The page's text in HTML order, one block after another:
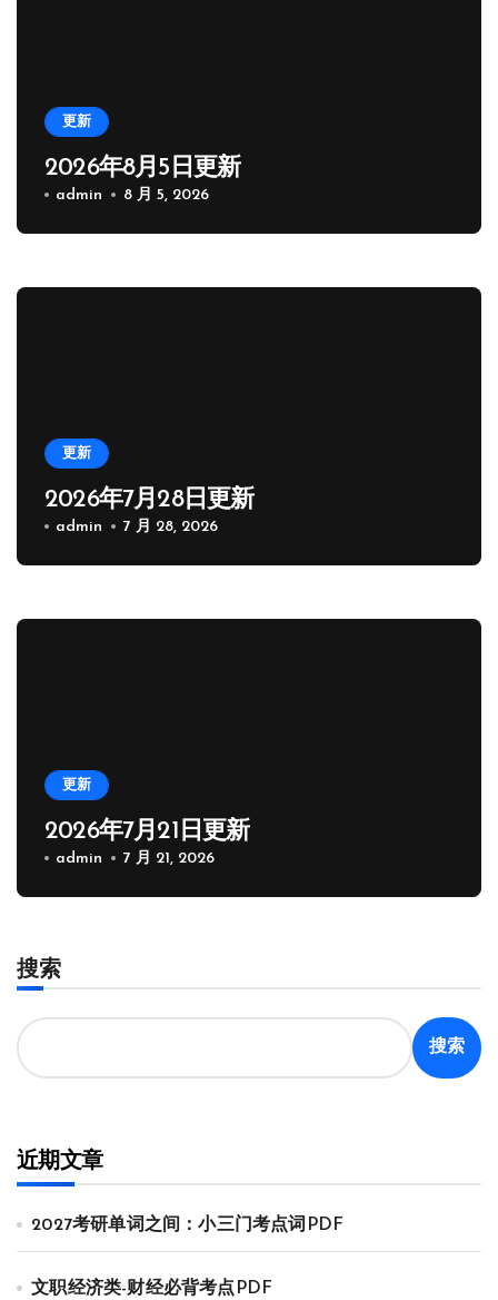
更新
2026年8月5日更新
admin 8 月 5, 2026
更新
2026年7月28日更新
admin 7 月 28, 2026
更新
2026年7月21日更新
admin 7 月 21, 2026
搜索
搜索
近期文章
2027考研单词之间：小三门考点词PDF
文职经济类-财经必背考点PDF